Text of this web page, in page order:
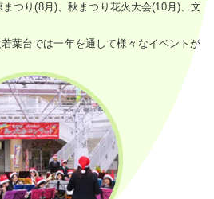
つり(8月)、秋まつり花火大会(10月)、文
葉台では一年を通して様々なイベントが